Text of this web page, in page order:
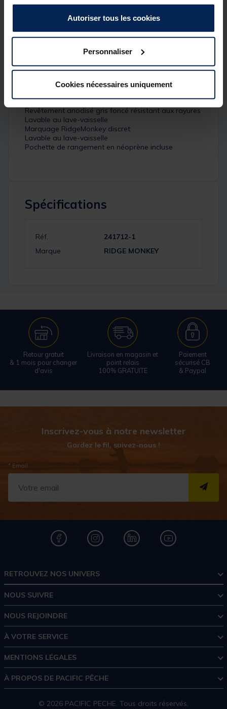
Autoriser tous les cookies
Personnaliser
Cookies nécessaires uniquement
une cuillère et une cuillère à café à long manche,
robuste. Les couverts sont dotés d'un revêtement
pochette en néoprène.
Détails
Caractéristiques:
Acier inoxydable 304
Revêtement anodisé gris foncé résistant aux rayures
Lavable au lave-vaisselle
Marquage RidgeMonkey discret
Lavable au lave-vaisselle
Pochette de rangement en néoprène incluse
Spécifications
Réf.
241712-1
Marque
RIDGE MONKEY
Retour gratuit
& 1 mois pour changer
d'avis
Livraison en magasin et
point relais
100% GRATUITE
Paiement
sécurisé CB
& Paypal
Inscrivez-vous à notre newsletter
Gardez le fil, suivez-nous !
* Email
RETROUVEZ NOS UNIVERS
NOUS SUIVRE
NOUS REJOINDRE
À VOTRE SERVICE
MENTIONS LÉGALES
À PROPOS DE PACIFIC PÊCHE
© 2026 PACIFIC PECHE. Tous droits réservés.